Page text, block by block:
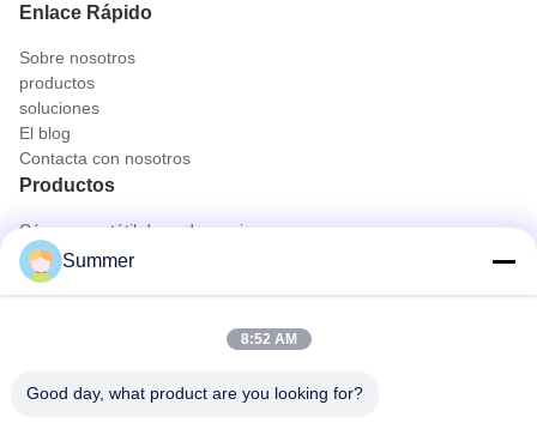
Enlace Rápido
Sobre nosotros
productos
soluciones
El blog
Contacta con nosotros
Productos
Cámara portátil de endoscopio
Cámara médica del endoscopio
sistema de la cámara del endoscopio 4K
Todo en una cámara de endoscopia médica
Sistema de cámara de endoscopio flexible
Contacto rápido
Summer
8:52 AM
Good day, what product are you looking for?